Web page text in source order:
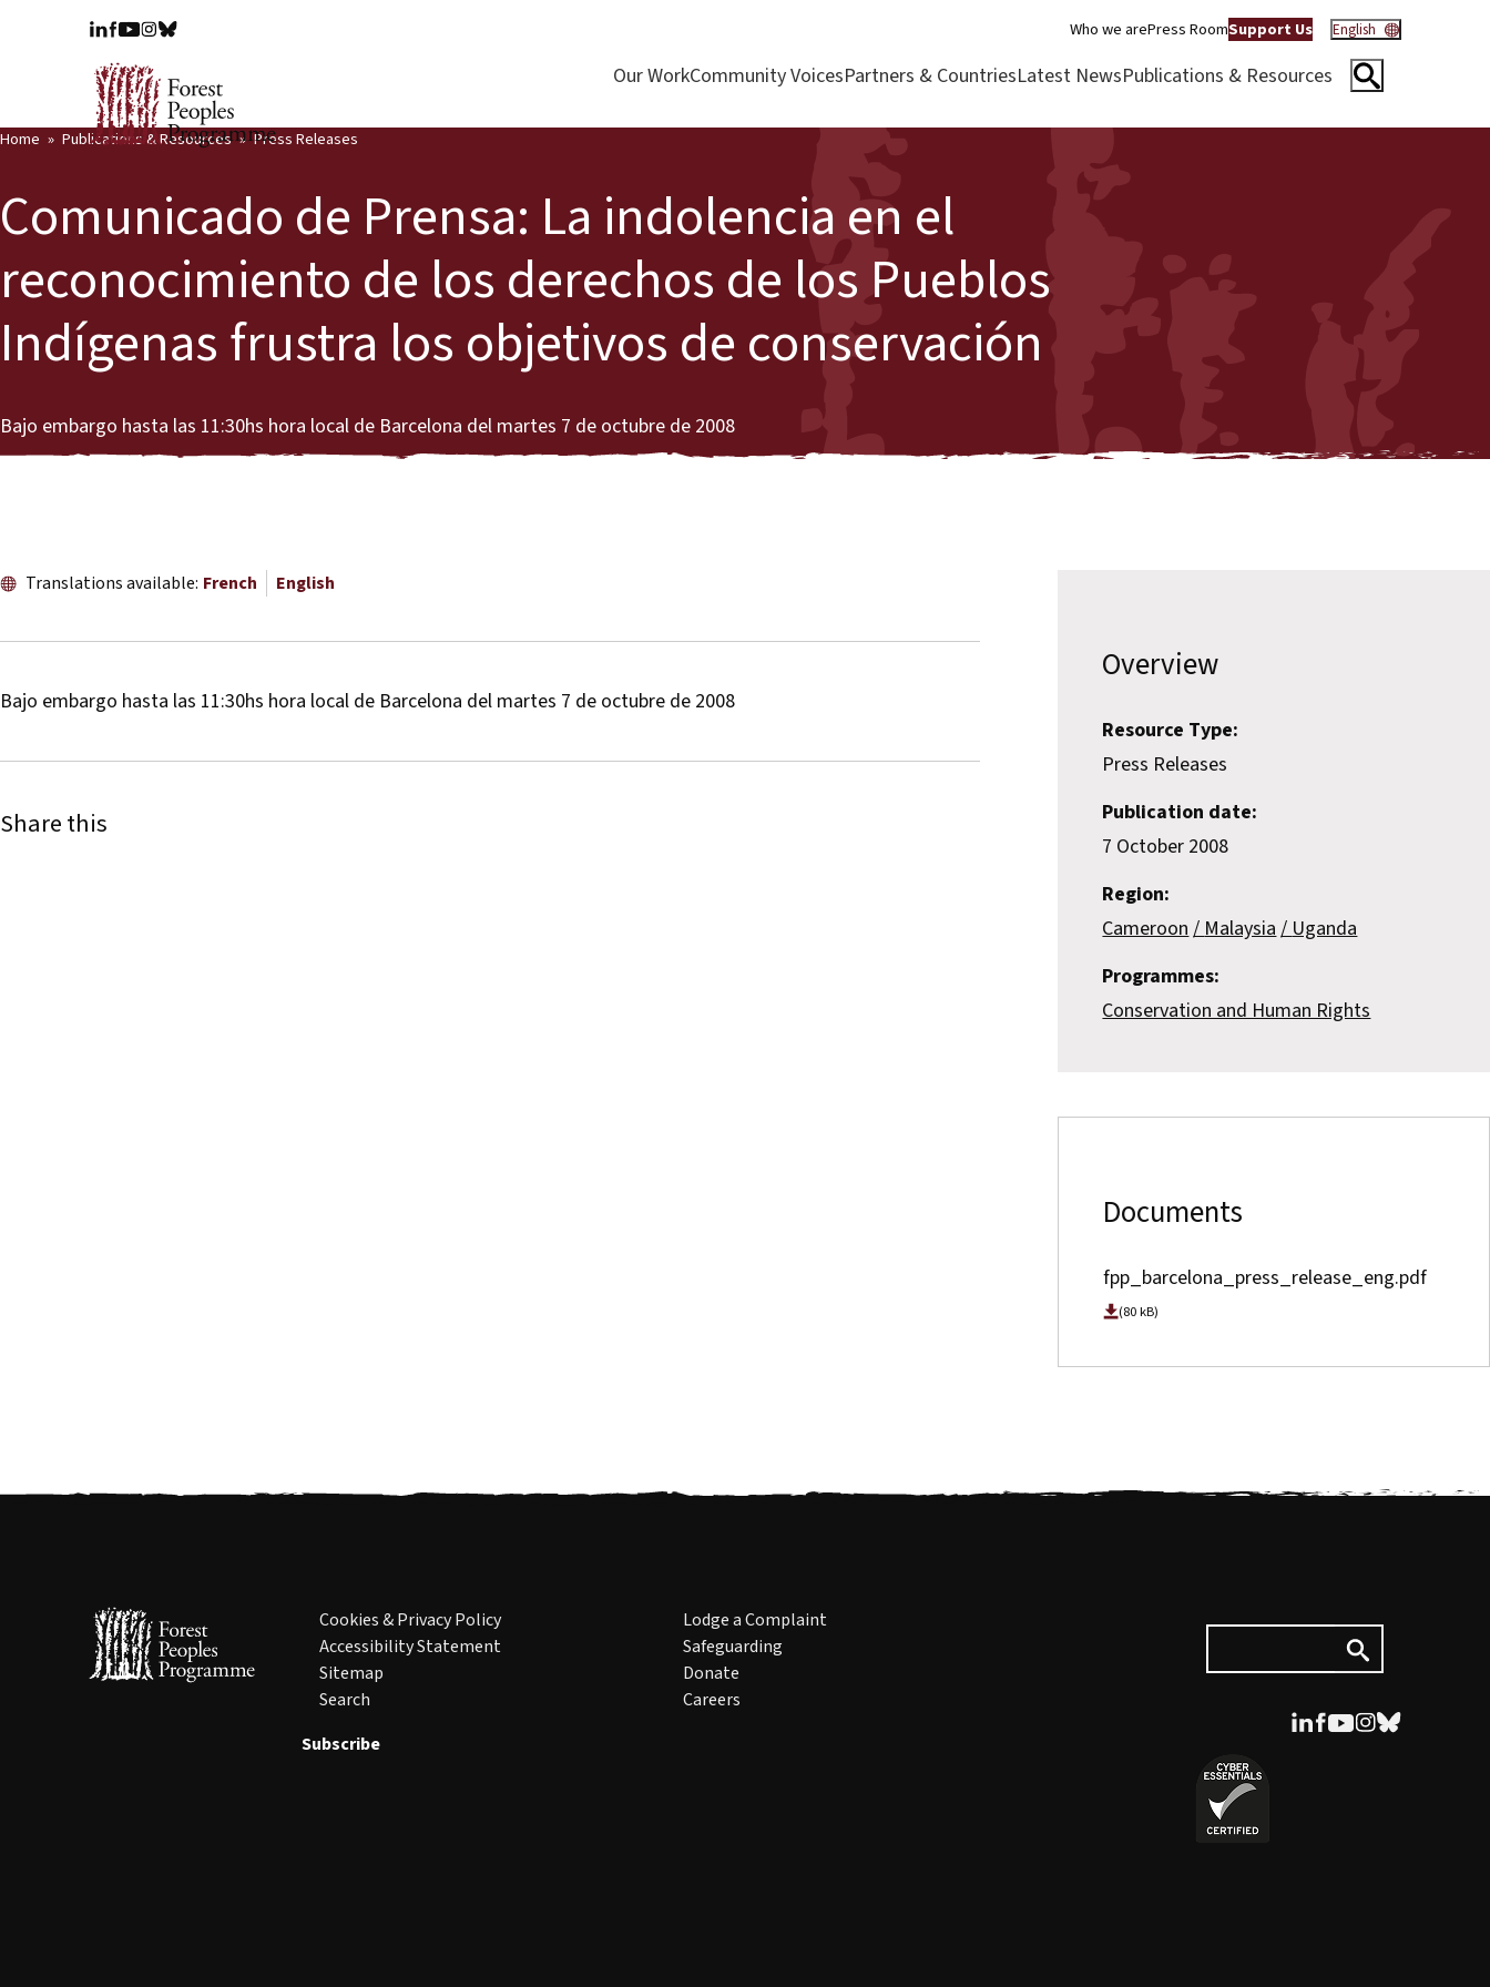
Who we arePress RoomSupport Us English
Our WorkCommunity VoicesPartners & CountriesLatest NewsPublications & Resources
Home Publications & Resources Press Releases
Comunicado de Prensa: La indolencia en el
reconocimiento de los derechos de los Pueblos
Indígenas frustra los objetivos de conservación
Bajo embargo hasta las 11:30hs hora local de Barcelona del martes 7 de octubre de 2008
Translations available: French English
Bajo embargo hasta las 11:30hs hora local de Barcelona del martes 7 de octubre de 2008
Share this
Overview
Resource Type:
Press Releases
Publication date:
7 October 2008
Region:
Cameroon Malaysia Uganda
Programmes:
Conservation and Human Rights
Documents
fpp_barcelona_press_release_eng.pdf
(80 kB)
Cookies & Privacy Policy
Accessibility Statement
Sitemap
Search
Lodge a Complaint
Safeguarding
Donate
Careers
Subscribe